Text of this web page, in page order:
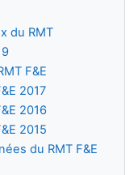
du RMT
F&E
2017
2016
2015
du RMT F&E